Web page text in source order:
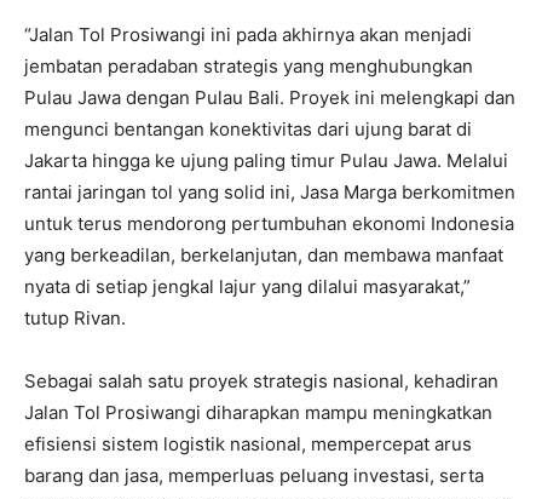
“Jalan Tol Prosiwangi ini pada akhirnya akan menjadi
jembatan peradaban strategis yang menghubungkan
Pulau Jawa dengan Pulau Bali. Proyek ini melengkapi dan
mengunci bentangan konektivitas dari ujung barat di
Jakarta hingga ke ujung paling timur Pulau Jawa. Melalui
rantai jaringan tol yang solid ini, Jasa Marga berkomitmen
untuk terus mendorong pertumbuhan ekonomi Indonesia
yang berkeadilan, berkelanjutan, dan membawa manfaat
nyata di setiap jengkal lajur yang dilalui masyarakat,”
tutup Rivan.
Sebagai salah satu proyek strategis nasional, kehadiran
Jalan Tol Prosiwangi diharapkan mampu meningkatkan
efisiensi sistem logistik nasional, mempercepat arus
barang dan jasa, memperluas peluang investasi, serta